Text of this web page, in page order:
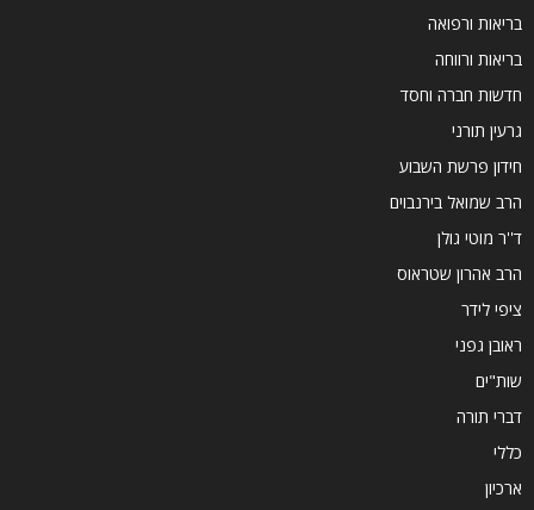
בריאות ורפואה
בריאות ורווחה
חדשות חברה וחסד
גרעין תורני
חידון פרשת השבוע
הרב שמואל בירנבוים
ד''ר מוטי גולן
הרב אהרון שטראוס
ציפי לידר
ראובן גפני
שות"ים
דברי תורה
כללי
ארכיון